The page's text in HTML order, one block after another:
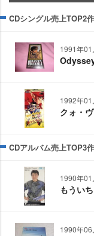
CDシングル売上TOP2
1991年
1992年
クォ・
CDアルバム売上TOP3
1990年
もうい
1990年